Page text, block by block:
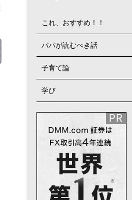
これ、おすすめ！！
パパが読むべき話
子育て論
学び